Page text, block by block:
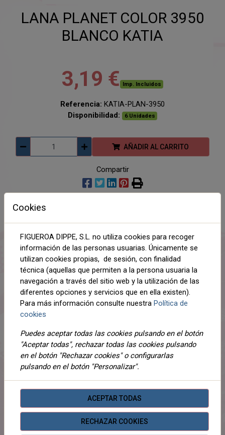
LANA PLANET COLOR 3950
BLANCO KATIA
3,19 € Imp. Incluidos
Referencia: KATIA-PLAN-3950
Disponibilidad:
6 Unidades
AÑADIR AL CARRITO
Compartir
DESCRIPCIÓN
DETALLES
ADJUNTOS
OPINIONES
Cada ovillo tiene 100 gramos y 200 metros. Este hilo es
de grosor medio, recomendamos usar agujas del 4,5-5.
Para realizar un jersey de mujer de manga larga talla 42
se necesitan 5 ovillos. Para la muestra 10x10 cm trabajar
16 puntos y 20 vueltas. Se puede lavar a máquina hasta
40ºC y no se puede secar en secadora.
Lana acrílica resistente y disponible en gran cantidad de
colores. Planet es un hilo básico para tejer todo tipo de
proyectos de otoño e invierno. Lana recomendada para
tejer gorros de punto, cálidas mantas para el hogar o
jerséis para mayores y niños.
Cookies
FIGUEROA DIPPE, S.L. no utiliza cookies para recoger
información de las personas usuarias. Únicamente se
utilizan cookies propias, de sesión, con finalidad
técnica (aquellas que permiten a la persona usuaria la
navegación a través del sitio web y la utilización de las
diferentes opciones y servicios que en ella existen).
Para más información consulte nuestra Política de
cookies
Puedes aceptar todas las cookies pulsando en el botón
"Aceptar todas", rechazar todas las cookies pulsando
en el botón "Rechazar cookies" o configurarlas
pulsando en el botón "Personalizar".
ACEPTAR TODAS
RECHAZAR COOKIES